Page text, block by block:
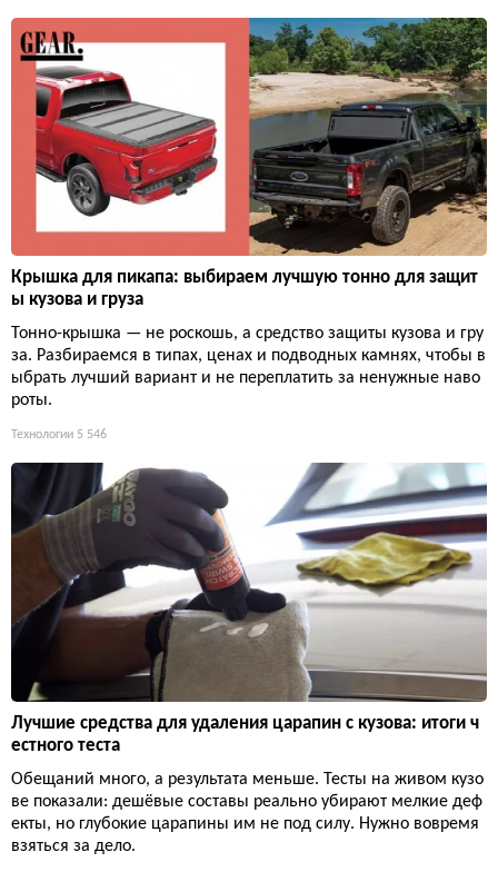
Крышка для пикапа: выбираем лучшую тонно для защит
ы кузова и груза
Тонно-крышка — не роскошь, а средство защиты кузова и гру
за. Разбираемся в типах, ценах и подводных камнях, чтобы в
ыбрать лучший вариант и не переплатить за ненужные наво
роты.
Технологии 5 546
Лучшие средства для удаления царапин с кузова: итоги ч
естного теста
Обещаний много, а результата меньше. Тесты на живом кузо
ве показали: дешёвые составы реально убирают мелкие деф
екты, но глубокие царапины им не под силу. Нужно вовремя
взяться за дело.